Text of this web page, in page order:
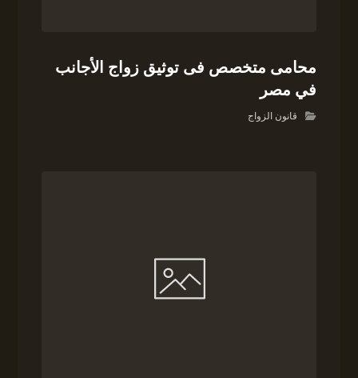
محامى متخصص فى توثيق زواج الأجانب
في مصر
قانون الزواج